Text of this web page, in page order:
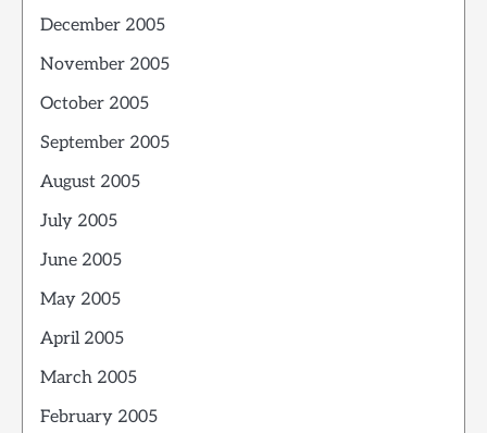
December 2005
November 2005
October 2005
September 2005
August 2005
July 2005
June 2005
May 2005
April 2005
March 2005
February 2005